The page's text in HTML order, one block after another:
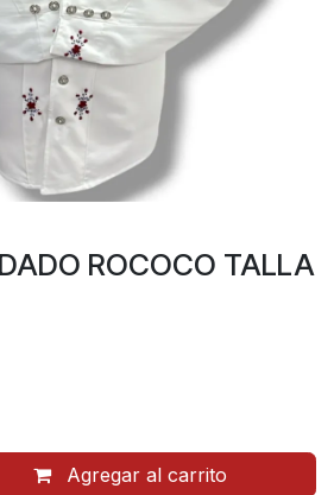
ROCOCO TALLA
Agregar al carrito